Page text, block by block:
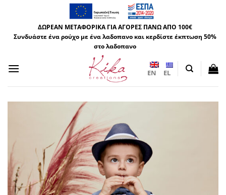
περιεχόμενοΔΩΡΕΑΝ ΜΕΤΑΦΟΡΙΚΑ ΓΙΑ ΑΓΟΡΕΣ ΠΑΝΩ ΑΠΟ 100€
Συνδυάστε ένα ρούχο με ένα λαδοπανο και κερδίστε έκπτωση 50%
στο λαδοπανο
EN EL